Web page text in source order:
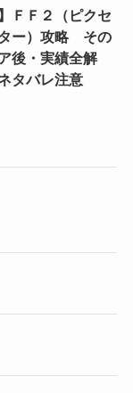
ＦＦ２（ピクセ
ー）攻略 その
後・実績全解
バレ注意